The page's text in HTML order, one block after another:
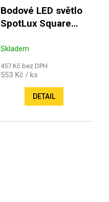
Bodové LED světlo
SpotLux Square
Skladem
457 Kč bez DPH
553 Kč / ks
DETAIL